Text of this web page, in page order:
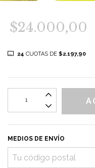
$24.000,00
24 CUOTAS DE$2.197,90
MEDIOS DE ENVÍO